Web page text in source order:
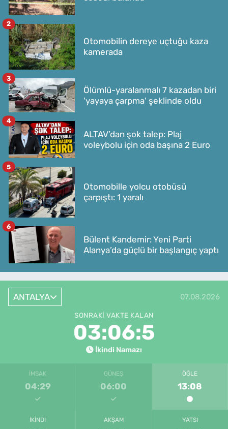
Otomobilin dereye uçtuğu kaza
kamerada
2
Ölümlü-yaralanmalı 7 kazadan biri
'yayaya çarpma' şeklinde oldu
3
ALTAV’dan şok talep: Plaj
voleybolu için oda başına 2 Euro
4
Otomobille yolcu otobüsü
çarpıştı: 1 yaralı
5
Bülent Kandemir: Yeni Parti
Alanya’da güçlü bir başlangıç yaptı
6
ANTALYA 07.08.2026
SONRAKI VAKTE KALAN
03:06:5
İkindi Namazı
İMSAK
04:29
GÜNEŞ
06:00
ÖĞLE
13:08
İKINDI AKŞAM YATSI